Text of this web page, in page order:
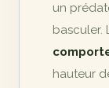
un
basculer.
hauteur